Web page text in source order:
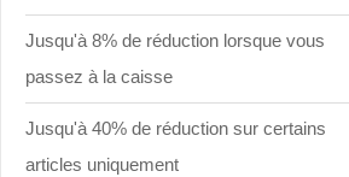
Jusqu'à 8% de réduction lorsque vous
passez à la caisse
Jusqu'à 40% de réduction sur certains
articles uniquement